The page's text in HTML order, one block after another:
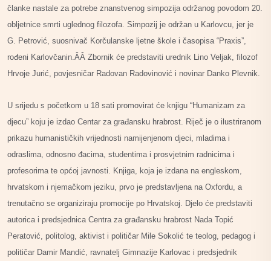
članke nastale za potrebe znanstvenog simpozija održanog povodom 20.
obljetnice smrti uglednog filozofa. Simpozij je održan u Karlovcu, jer je
G. Petrović, suosnivač Korčulanske ljetne škole i časopisa “Praxis”,
rođeni Karlovčanin.ÂÂ Zbornik će predstaviti urednik Lino Veljak, filozof
Hrvoje Jurić, povjesničar Radovan Radovinović i novinar Danko Plevnik.
U srijedu s početkom u 18 sati promovirat će knjigu “Humanizam za
djecu” koju je izdao Centar za građansku hrabrost. Riječ je o ilustriranom
prikazu humanističkih vrijednosti namijenjenom djeci, mladima i
odraslima, odnosno đacima, studentima i prosvjetnim radnicima i
profesorima te općoj javnosti. Knjiga, koja je izdana na engleskom,
hrvatskom i njemačkom jeziku, prvo je predstavljena na Oxfordu, a
trenutačno se organiziraju promocije po Hrvatskoj. Djelo će predstaviti
autorica i predsjednica Centra za građansku hrabrost Nada Topić
Peratović, politolog, aktivist i političar Mile Sokolić te teolog, pedagog i
političar Damir Mandić, ravnatelj Gimnazije Karlovac i predsjednik